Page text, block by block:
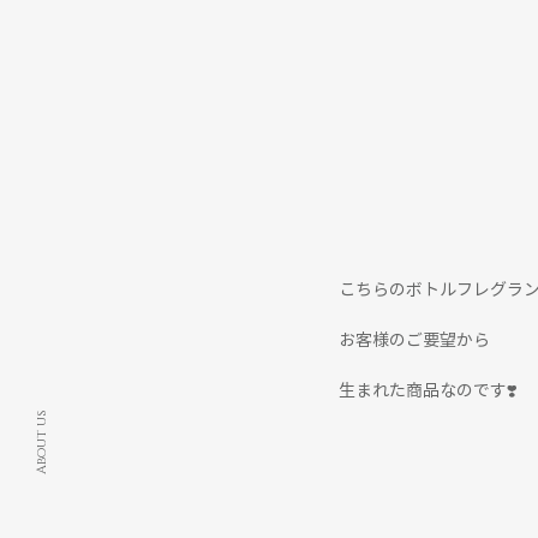
About us
こちらのボトルフレグラ
お客様のご要望から
生まれた商品なのです❣️